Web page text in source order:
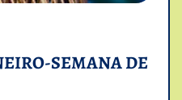
SEMANA DE